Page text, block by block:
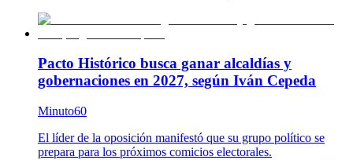
Pacto Histórico busca ganar alcaldías y
gobernaciones en 2027, según Iván Cepeda
Minuto60
El líder de la oposición manifestó que su grupo político se
prepara para los próximos comicios electorales.